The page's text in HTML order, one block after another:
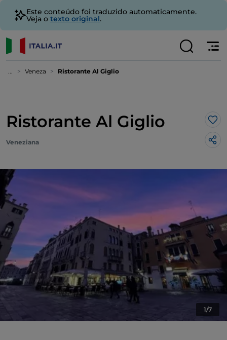
Este conteúdo foi traduzido automaticamente.
Veja o texto original.
... Veneza Ristorante Al Giglio
Ristorante Al Giglio
Veneziana
1/7